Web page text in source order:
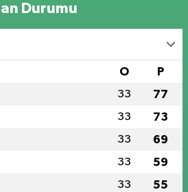
Durumu
O P
33 77
33 73
33 69
33 59
33 55